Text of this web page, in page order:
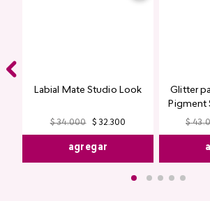
$ 34.000 $ 32.300
agregar
$ 43.